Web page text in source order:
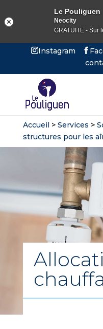
Instagram
Accueil> Services >
structures pour les
Le Pouliguen
Neocity
GRATUITE - Sur